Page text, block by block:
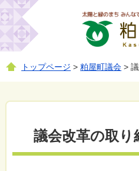
トップページ >粕屋町議会 >
議会改革の取り